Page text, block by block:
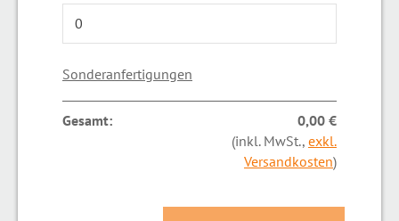
Sonderanfertigungen
Gesamt:
0,00 €
(inkl. MwSt., exkl.
Versandkosten)